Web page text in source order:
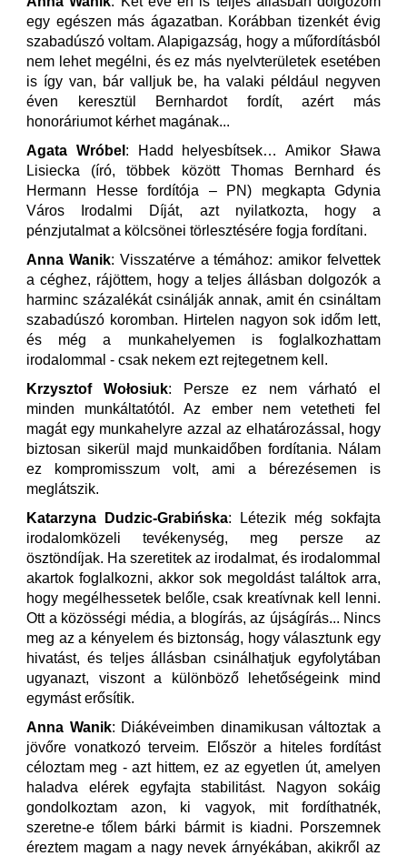
egy egészen más ágazatban. Korábban tizenkét évig
szabadúszó voltam. Alapigazság, hogy a műfordításból
nem lehet megélni, és ez más nyelvterületek esetében
is így van, bár valljuk be, ha valaki például negyven
éven keresztül Bernhardot fordít, azért más
honoráriumot kérhet magának...
Agata Wróbel : Hadd helyesbítsek… Amikor Sława
Lisiecka (író, többek között Thomas Bernhard és
Hermann Hesse fordítója – PN) megkapta Gdynia
Város Irodalmi Díját, azt nyilatkozta, hogy a
pénzjutalmat a kölcsönei törlesztésére fogja fordítani.
Anna Wanik: Visszatérve a témához: amikor felvettek
a céghez, rájöttem, hogy a teljes állásban dolgozók a
harminc százalékát csinálják annak, amit én csináltam
szabadúszó koromban. Hirtelen nagyon sok időm lett,
és még a munkahelyemen is foglalkozhattam
irodalommal - csak nekem ezt rejtegetnem kell.
Krzysztof Wołosiuk: Persze ez nem várható el
minden munkáltatótól. Az ember nem vetetheti fel
magát egy munkahelyre azzal az elhatározással, hogy
biztosan sikerül majd munkaidőben fordítania. Nálam
ez kompromisszum volt, ami a bérezésemen is
meglátszik.
Katarzyna Dudzic-Grabińska: Létezik még sokfajta
irodalomközeli tevékenység, meg persze az
ösztöndíjak. Ha szeretitek az irodalmat, és irodalommal
akartok foglalkozni, akkor sok megoldást találtok arra,
hogy megélhessetek belőle, csak kreatívnak kell lenni.
Ott a közösségi média, a blogírás, az újságírás... Nincs
meg az a kényelem és biztonság, hogy választunk egy
hivatást, és teljes állásban csinálhatjuk egyfolytában
ugyanazt, viszont a különböző lehetőségeink mind
egymást erősítik.
Anna Wanik: Diákéveimben dinamikusan változtak a
jövőre vonatkozó terveim. Először a hiteles fordítást
céloztam meg - azt hittem, ez az egyetlen út, amelyen
haladva elérek egyfajta stabilitást. Nagyon sokáig
gondolkoztam azon, ki vagyok, mit fordíthatnék,
szeretne-e tőlem bárki bármit is kiadni. Porszemnek
éreztem magam a nagy nevek árnyékában, akikről az